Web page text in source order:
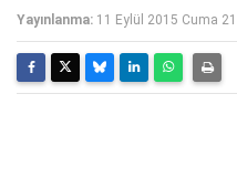
Yayınlanma: 11 Eylül 2015 Cuma